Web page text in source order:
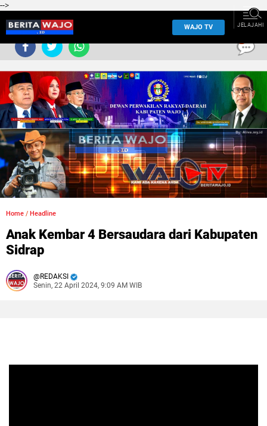
-->
WAJO TV JELAJAHI
Home / Headline
Anak Kembar 4 Bersaudara dari Kabupaten
Sidrap
REDAKSI
Senin, 22 April 2024, 9:09 AM WIB